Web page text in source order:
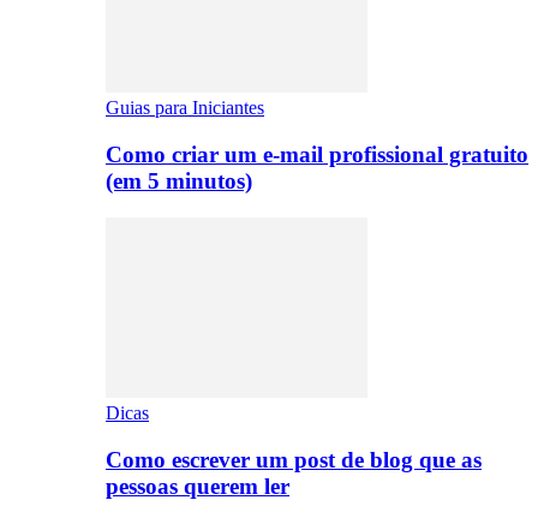
Guias para Iniciantes
Como criar um e-mail profissional gratuito
(em 5 minutos)
Dicas
Como escrever um post de blog que as
pessoas querem ler